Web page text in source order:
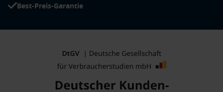
Best-Preis-Garantie